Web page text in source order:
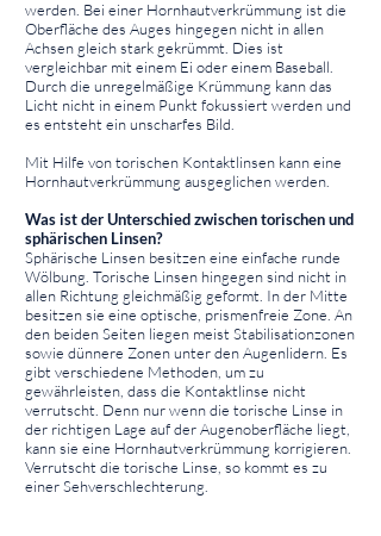
werden. Bei einer Hornhautverkrümmung ist die
Oberfläche des Auges hingegen nicht in allen
Achsen gleich stark gekrümmt. Dies ist
vergleichbar mit einem Ei oder einem Baseball.
Durch die unregelmäßige Krümmung kann das
Licht nicht in einem Punkt fokussiert werden und
es entsteht ein unscharfes Bild.
Mit Hilfe von torischen Kontaktlinsen kann eine
Hornhautverkrümmung ausgeglichen werden.
Was ist der Unterschied zwischen torischen und
sphärischen Linsen?
Sphärische Linsen besitzen eine einfache runde
Wölbung. Torische Linsen hingegen sind nicht in
allen Richtung gleichmäßig geformt. In der Mitte
besitzen sie eine optische, prismenfreie Zone. An
den beiden Seiten liegen meist Stabilisationzonen
sowie dünnere Zonen unter den Augenlidern. Es
gibt verschiedene Methoden, um zu
gewährleisten, dass die Kontaktlinse nicht
verrutscht. Denn nur wenn die torische Linse in
der richtigen Lage auf der Augenoberfläche liegt,
kann sie eine Hornhautverkrümmung korrigieren.
Verrutscht die torische Linse, so kommt es zu
einer Sehverschlechterung.